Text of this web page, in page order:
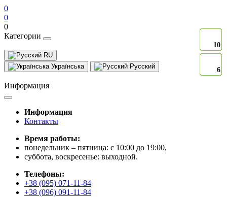
0
0
0
Категории
RU
Українська
Русский
Информация
Информация
Контакты
Время работы:
понедельник – пятница: с 10:00 до 19:00,
суббота, воскресенье: выходной.
Телефоны:
+38 (095) 071-11-84
+38 (096) 091-11-84
10
6
10
6
10
6
10
6
10
6
10
6
10
6
10
6
10
6
10
6
10
6
10
6
10
6
10
6
10
6
10
6
10
6
10
6
10
6
10
6
10
6
10
6
10
6
10
6
10
6
10
6
10
6
10
6
10
6
10
6